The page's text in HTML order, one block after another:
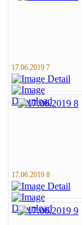
17.06.2019 7
17.06.2019 8